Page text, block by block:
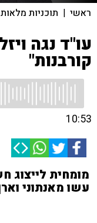
ראשי | תוכניות מלאות
עו"ד נגה
קורבנות"
10:53
מומחית לייצוג
עשו מאנתוני